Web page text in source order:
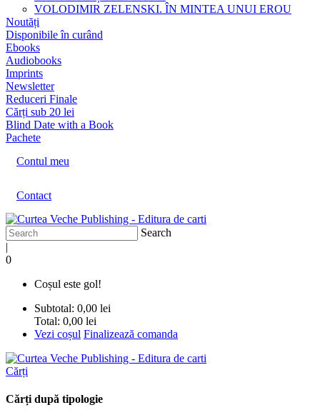
VOLODIMIR ZELENSKI. ÎN MINTEA UNUI EROU
Noutăți
Disponibile în curând
Ebooks
Audiobooks
Imprints
Newsletter
Reduceri Finale
Cărți sub 20 lei
Blind Date with a Book
Pachete
Contul meu
Contact
Search
|
0
Coșul este gol!
Subtotal: 0,00 lei
Total: 0,00 lei
Vezi coșul Finalizează comanda
Cărți
Cărți după tipologie